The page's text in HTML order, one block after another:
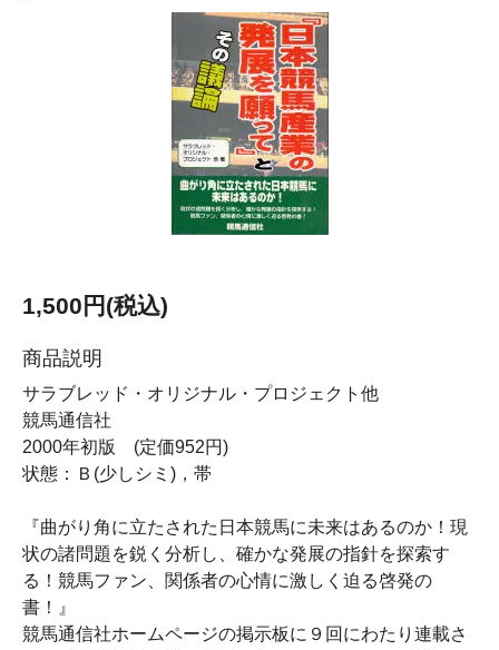
1,500円(税込)
商品説明
サラブレッド・オリジナル・プロジェクト他
競馬通信社
2000年初版 (定価952円)
状態：Ｂ(少しシミ)，帯
『曲がり角に立たされた日本競馬に未来はあるのか！現
状の諸問題を鋭く分析し、確かな発展の指針を探索す
る！競馬ファン、関係者の心情に激しく迫る啓発の
書！』
競馬通信社ホームページの掲示板に９回にわたり連載さ